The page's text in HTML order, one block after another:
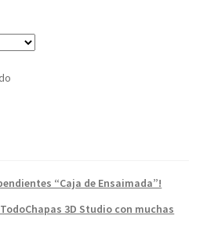
“Caja de Ensaimada”!
3D Studio con muchas